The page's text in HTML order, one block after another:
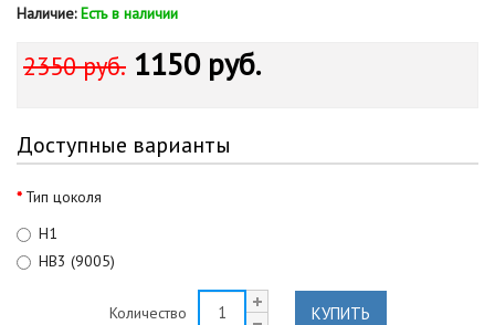
Наличие: Есть в наличии
2350 руб. 1150 руб.
Доступные варианты
Тип цоколя
Н1
HB3 (9005)
Количество КУПИТЬ